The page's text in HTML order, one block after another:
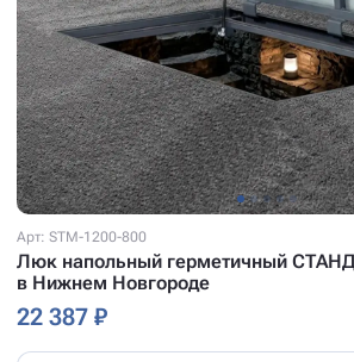
Арт: STM-1200-800
Люк напольный герметичный
в Нижнем Новгороде
22 387 ₽